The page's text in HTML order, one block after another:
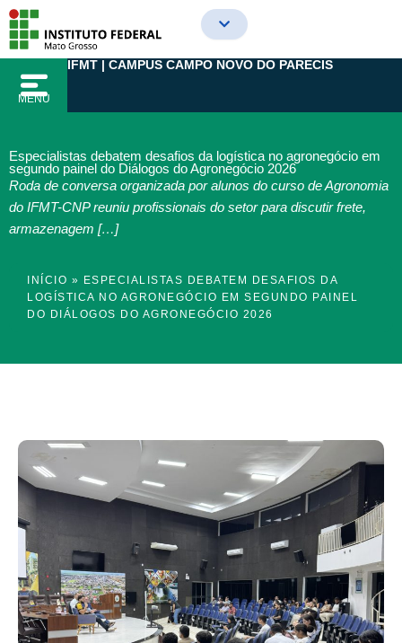
para
conteúdo
MENU
IFMT | CAMPUS CAMPO NOVO DO PARECIS
Especialistas debatem desafios da logística no agronegócio em
segundo painel do Diálogos do Agronegócio 2026
Roda de conversa organizada por alunos do curso de Agronomia
do IFMT-CNP reuniu profissionais do setor para discutir frete,
armazenagem […]
INÍCIO » ESPECIALISTAS DEBATEM DESAFIOS DA
LOGÍSTICA NO AGRONEGÓCIO EM SEGUNDO PAINEL
DO DIÁLOGOS DO AGRONEGÓCIO 2026